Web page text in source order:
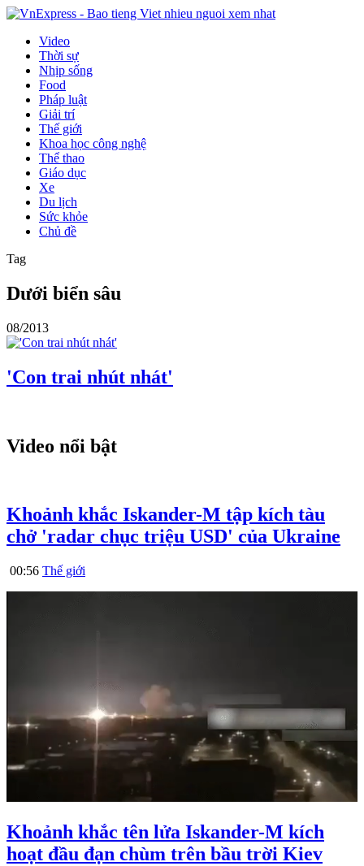
Video
Thời sự
Nhịp sống
Food
Pháp luật
Giải trí
Thế giới
Khoa học công nghệ
Thể thao
Giáo dục
Xe
Du lịch
Sức khỏe
Chủ đề
Tag
Dưới biển sâu
08/2013
'Con trai nhút nhát'
Video nổi bật
Khoảnh khắc Iskander-M tập kích tàu
chở 'radar chục triệu USD' của Ukraine
00:56 Thế giới
Khoảnh khắc tên lửa Iskander-M kích
hoạt đầu đạn chùm trên bầu trời Kiev